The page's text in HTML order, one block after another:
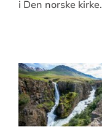
i Den norske kirke.